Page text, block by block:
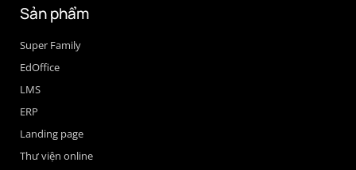
Sản phẩm
Super Family
EdOffice
LMS
ERP
Landing page
Thư viện online